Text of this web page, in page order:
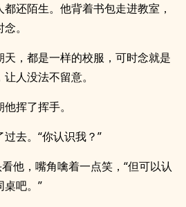
还陌生。他背着书包走进教室，
。
，都是一样的校服，可时念就是
人没法不留意。
挥了挥手。
去。“你认识我？”
他，嘴角噙着一点笑，“但可以认
桌吧。”